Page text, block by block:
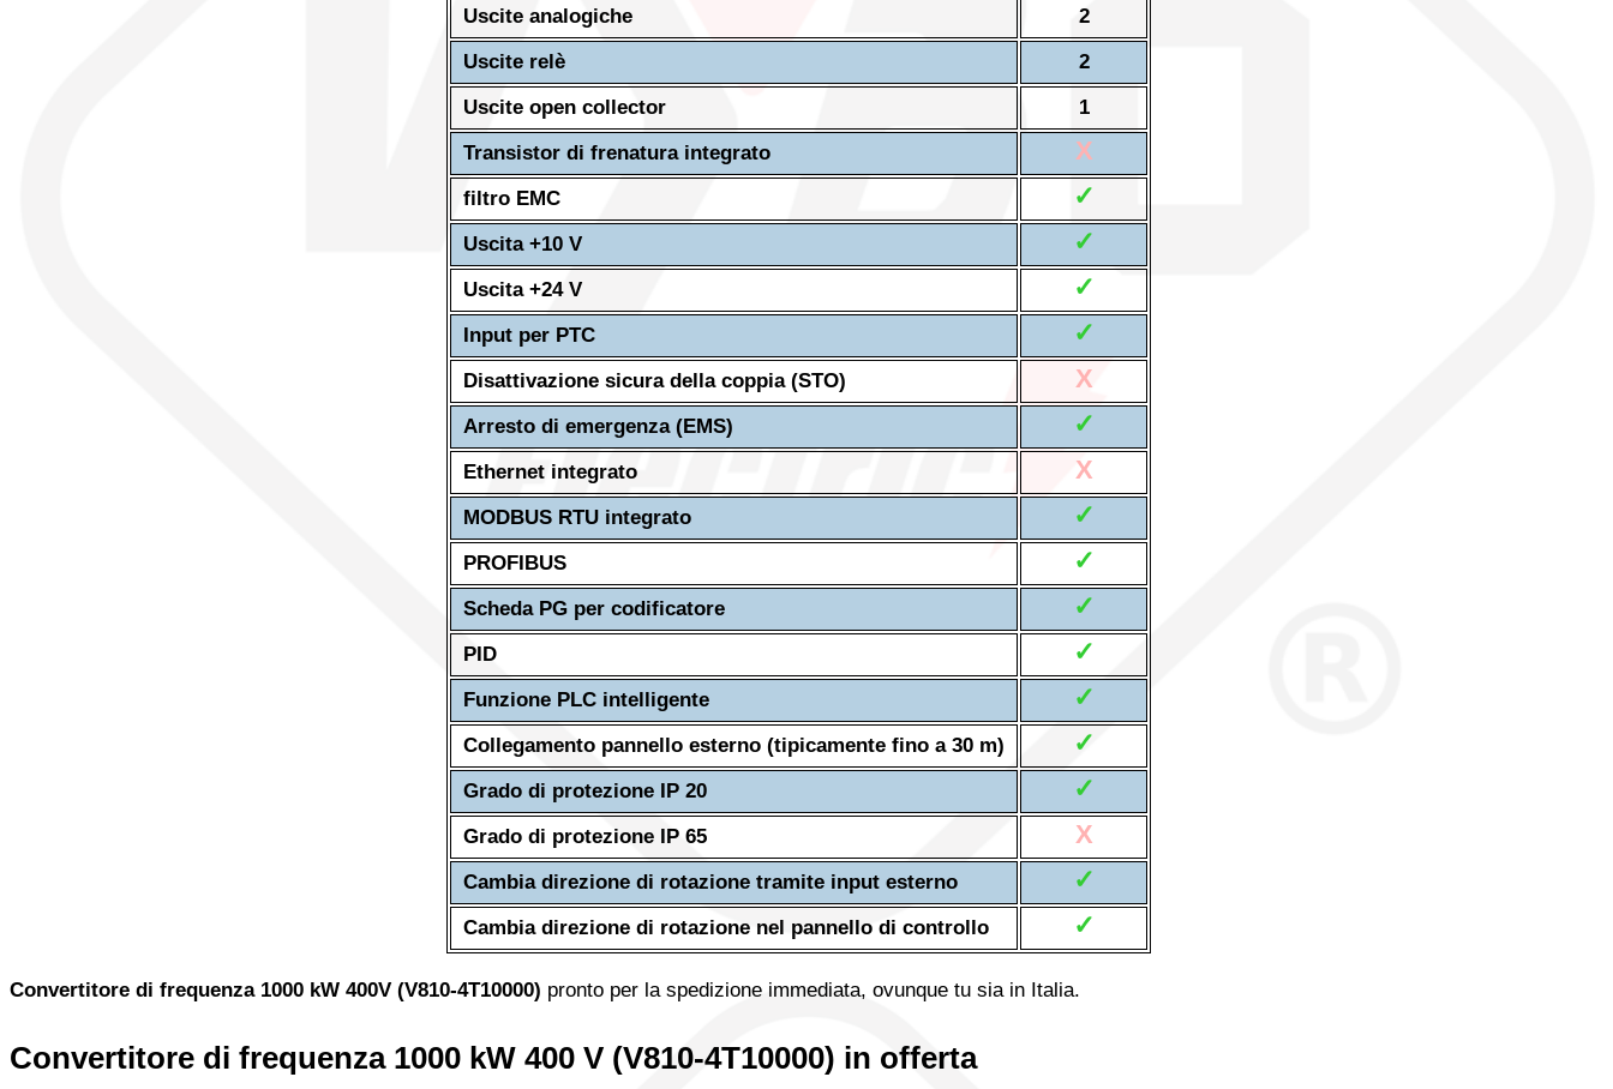
Uscite analogiche
2
Uscite relè
2
Uscite open collector
1
Transistor di frenatura integrato
X
filtro EMC ✓
Uscita +10 V ✓
Uscita +24 V ✓
Input per PTC ✓
Disattivazione sicura della coppia (STO) X
Arresto di emergenza (EMS) ✓
Ethernet integrato X
MODBUS RTU integrato ✓
PROFIBUS ✓
Scheda PG per codificatore ✓
PID ✓
Funzione PLC intelligente ✓
Collegamento pannello esterno (tipicamente fino a 30 m) ✓
Grado di protezione IP 20 ✓
Grado di protezione IP 65 X
Cambia direzione di rotazione tramite input esterno ✓
Cambia direzione di rotazione nel pannello di controllo ✓
Convertitore di frequenza 1000 kW 400V (V810-4T10000) pronto per la spedizione immediata, ovunque tu sia in Italia.
Convertitore di frequenza 1000 kW 400 V (V810-4T10000) in offerta